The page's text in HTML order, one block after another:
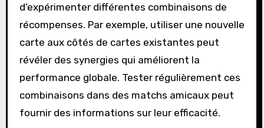
d’expérimenter différentes combinaisons de
récompenses. Par exemple, utiliser une nouvelle
carte aux côtés de cartes existantes peut
révéler des synergies qui améliorent la
performance globale. Tester régulièrement ces
combinaisons dans des matchs amicaux peut
fournir des informations sur leur efficacité.